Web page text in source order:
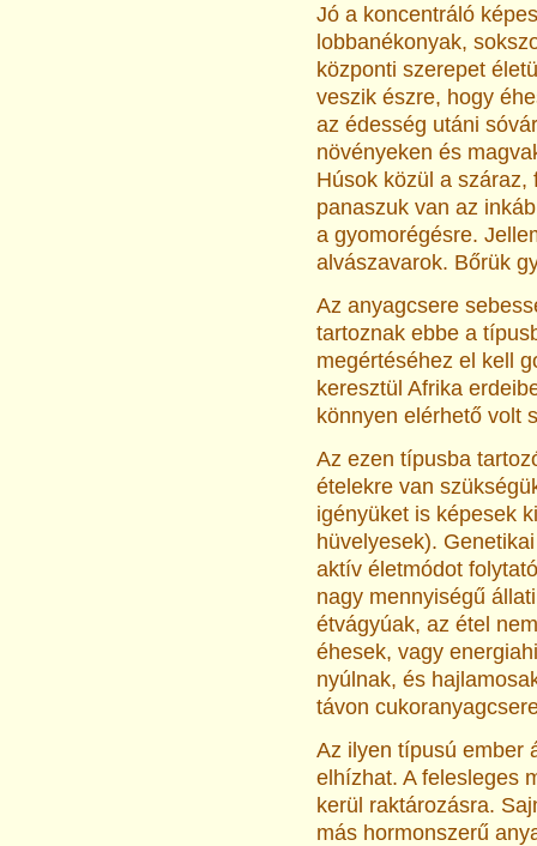
Jó a koncentráló
lobbanékonyak,
központi szerepet
veszik észre, hogy
az édesség utáni
növényeken és
Húsok közül a
panaszuk van az
a gyomorégésre.
alvászavarok. Bőrük
Az anyagcsere
tartoznak ebbe a
megértéséhez el kell
keresztül Afrika
könnyen elérhető volt
Az ezen típusba
ételekre van
igényüket is képesek
hüvelyesek).
aktív életmódot
nagy mennyiségű
étvágyúak, az étel
éhesek, vagy
nyúlnak, és
távon
Az ilyen típusú ember
elhízhat. A felesleges
kerül raktározásra.
más hormonszerű